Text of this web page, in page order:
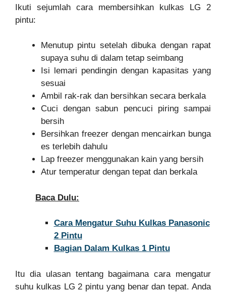
Ikuti sejumlah cara membersihkan kulkas LG 2
pintu:
Menutup pintu setelah dibuka dengan rapat
supaya suhu di dalam tetap seimbang
Isi lemari pendingin dengan kapasitas yang
sesuai
Ambil rak-rak dan bersihkan secara berkala
Cuci dengan sabun pencuci piring sampai
bersih
Bersihkan freezer dengan mencairkan bunga
es terlebih dahulu
Lap freezer menggunakan kain yang bersih
Atur temperatur dengan tepat dan berkala
Baca Dulu:
Cara Mengatur Suhu Kulkas Panasonic
2 Pintu
Bagian Dalam Kulkas 1 Pintu
Itu dia ulasan tentang bagaimana cara mengatur
suhu kulkas LG 2 pintu yang benar dan tepat. Anda